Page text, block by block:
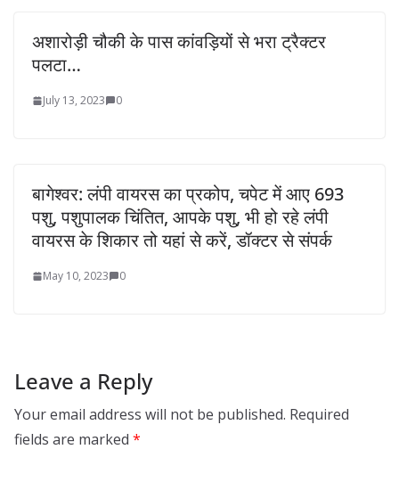
अशारोड़ी चौकी के पास कांवड़ियों से भरा ट्रैक्टर
पलटा…
July 13, 2023 0
बागेश्वर: लंपी वायरस का प्रकोप, चपेट में आए 693
पशु, पशुपालक चिंतित, आपके पशु, भी हो रहे लंपी
वायरस के शिकार तो यहां से करें, डॉक्टर से संपर्क
May 10, 2023 0
Leave a Reply
Your email address will not be published. Required
fields are marked *